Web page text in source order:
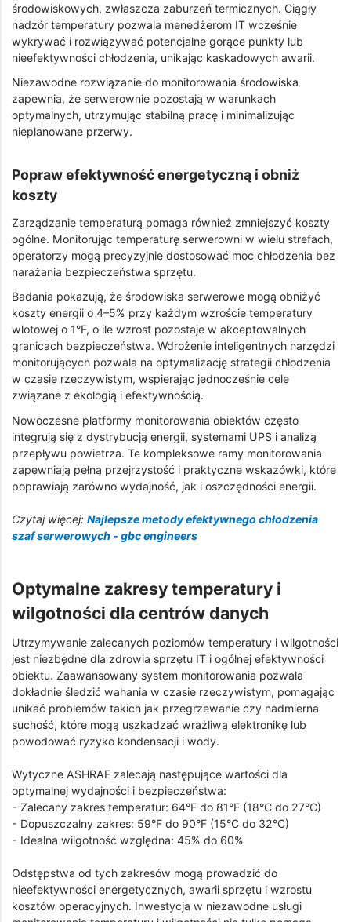
środowiskowych, zwłaszcza zaburzeń termicznych. Ciągły
nadzór temperatury pozwala menedżerom IT wcześnie
wykrywać i rozwiązywać potencjalne gorące punkty lub
nieefektywności chłodzenia, unikając kaskadowych awarii.
Niezawodne rozwiązanie do monitorowania środowiska
zapewnia, że serwerownie pozostają w warunkach
optymalnych, utrzymując stabilną pracę i minimalizując
nieplanowane przerwy.
Popraw efektywność energetyczną i obniż
koszty
Zarządzanie temperaturą pomaga również zmniejszyć koszty
ogólne. Monitorując temperaturę serwerowni w wielu strefach,
operatorzy mogą precyzyjnie dostosować moc chłodzenia bez
narażania bezpieczeństwa sprzętu.
Badania pokazują, że środowiska serwerowe mogą obniżyć
koszty energii o 4–5% przy każdym wzroście temperatury
wlotowej o 1°F, o ile wzrost pozostaje w akceptowalnych
granicach bezpieczeństwa. Wdrożenie inteligentnych narzędzi
monitorujących pozwala na optymalizację strategii chłodzenia
w czasie rzeczywistym, wspierając jednocześnie cele
związane z ekologią i efektywnością.
Nowoczesne platformy monitorowania obiektów często
integrują się z dystrybucją energii, systemami UPS i analizą
przepływu powietrza. Te kompleksowe ramy monitorowania
zapewniają pełną przejrzystość i praktyczne wskazówki, które
poprawiają zarówno wydajność, jak i oszczędności energii.
Czytaj więcej: Najlepsze metody efektywnego chłodzenia
szaf serwerowych - gbc engineers
Optymalne zakresy temperatury i
wilgotności dla centrów danych
Utrzymywanie zalecanych poziomów temperatury i wilgotności
jest niezbędne dla zdrowia sprzętu IT i ogólnej efektywności
obiektu. Zaawansowany system monitorowania pozwala
dokładnie śledzić wahania w czasie rzeczywistym, pomagając
unikać problemów takich jak przegrzewanie czy nadmierna
suchość, które mogą uszkadzać wrażliwą elektronikę lub
powodować ryzyko kondensacji i wody.
Wytyczne ASHRAE zalecają następujące wartości dla
optymalnej wydajności i bezpieczeństwa:
- Zalecany zakres temperatur: 64°F do 81°F (18°C do 27°C)
- Dopuszczalny zakres: 59°F do 90°F (15°C do 32°C)
- Idealna wilgotność względna: 45% do 60%
Odstępstwa od tych zakresów mogą prowadzić do
nieefektywności energetycznych, awarii sprzętu i wzrostu
kosztów operacyjnych. Inwestycja w niezawodne usługi